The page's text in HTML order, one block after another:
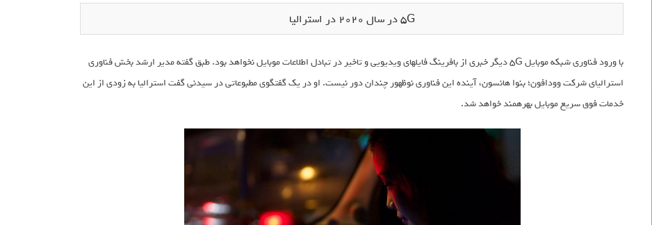
5G در سال 2020 در استرالیا
با ورود فناوری شبکه موبایل 5G دیگر خبری از بافرینگ فایل‎های ویدیویی و تاخیر در تبادل اطلاعات موبایل نخواهد بود. طبق گفته مدیر ارشد بخش فناوری
استرالیای شرکت وودافون؛ بنوا هانسون، آینده این فناوری نوظهور چندان دور نیست. او در یک گفتگوی مطبوعاتی در سیدنی گفت استرالیا به زودی از این
خدمات فوق سریع موبایل بهره‎مند خواهد شد.